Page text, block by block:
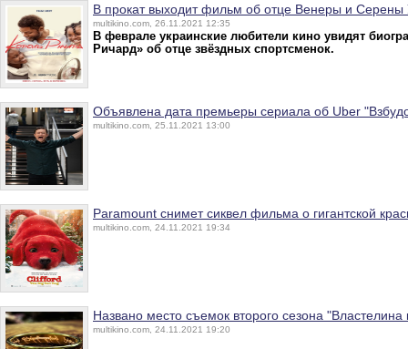
В прокат выходит фильм об отце Венеры и Серены
multikino.com, 26.11.2021 12:35
В феврале украинские любители кино увидят
Ричард» об отце звёздных спортсменок.
Объявлена дата премьеры сериала об Uber
multikino.com, 25.11.2021 13:00
Paramount снимет сиквел фильма о гигантской
multikino.com, 24.11.2021 19:34
Названо место съемок второго сезона "Властелина
multikino.com, 24.11.2021 19:20